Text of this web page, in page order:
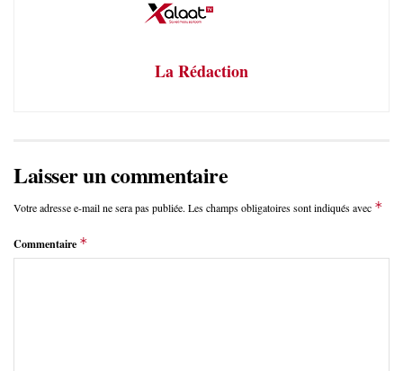
La Rédaction
Laisser un commentaire
Votre adresse e-mail ne sera pas publiée. Les champs obligatoires sont indiqués avec *
Commentaire *